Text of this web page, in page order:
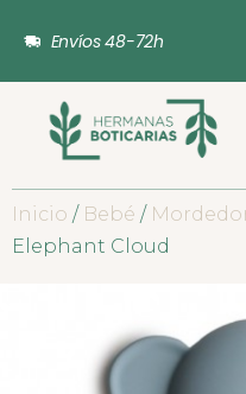
Envíos 48-72h
Inicio / Bebé /
Elephant Cloud